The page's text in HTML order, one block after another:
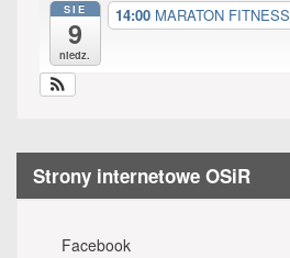
SIE
9
niedz.
14:00 MARATON FITNESS
Strony internetowe OSiR
Facebook